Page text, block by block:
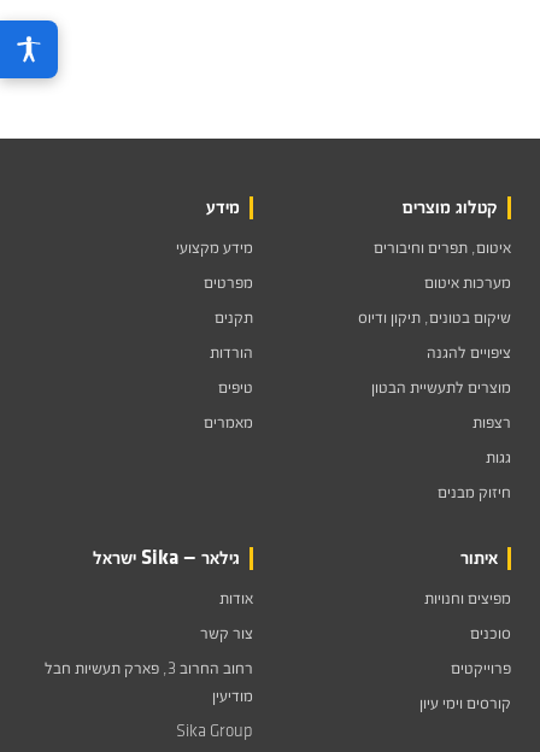
קטלוג מוצרים
איטום, תפרים וחיבורים
מערכות איטום
שיקום בטונים, תיקון ודיוס
ציפויים להגנה
מוצרים לתעשיית הבטון
רצפות
גגות
חיזוק מבנים
מידע
מידע מקצועי
מפרטים
תקנים
הורדות
טיפים
מאמרים
איתור
מפיצים וחנויות
סוכנים
פרוייקטים
קורסים וימי עיון
גילאר — Sika ישראל
אודות
צור קשר
רחוב החרוב 3, פארק תעשיות חבל
מודיעין
Sika Group